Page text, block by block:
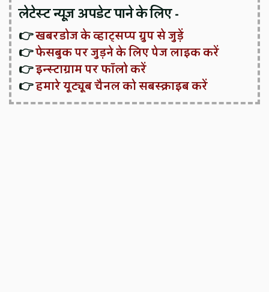
लेटेस्ट न्यूज़ अपडेट पाने के लिए -
👉खबरडोज के व्हाट्सप्प ग्रुप से जुड़ें
👉फेसबुक पर जुड़ने के लिए पेज लाइक करें
👉इन्स्टाग्राम पर फॉलो करें
👉हमारे यूट्यूब चैनल को सबस्क्राइब करें